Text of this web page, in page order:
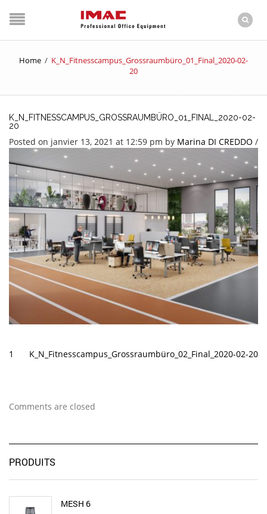
Home / K_N_Fitnesscampus_Grossraumbüro_01_Final_2020-02-
20
K_N_FITNESSCAMPUS_GROSSRAUMBÜRO_01_FINAL_2020-02-
20
Posted on janvier 13, 2021 at 12:59 pm by Marina DI CREDDO /
1 K_N_Fitnesscampus_Grossraumbüro_02_Final_2020-02-20
Comments are closed
PRODUITS
MESH 6